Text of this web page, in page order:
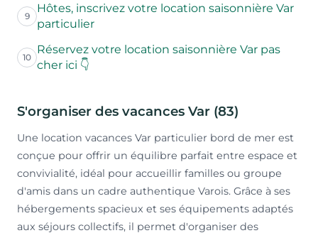
9
Hôtes, inscrivez votre location saisonnière Var
particulier
10
Réservez votre location saisonnière Var pas
cher ici 👇
S'organiser des vacances Var (83)
Une location vacances Var particulier bord de mer est
conçue pour offrir un équilibre parfait entre espace et
convivialité, idéal pour accueillir familles ou groupe
d'amis dans un cadre authentique Varois. Grâce à ses
hébergements spacieux et ses équipements adaptés
aux séjours collectifs, il permet d'organiser des